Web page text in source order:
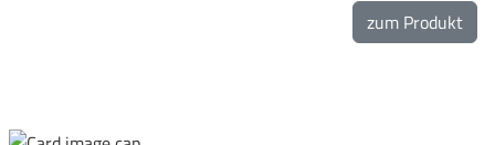
zum Produkt